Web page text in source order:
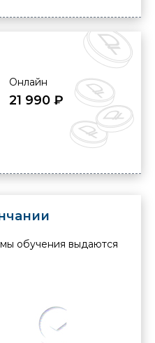
Онлайн
21 990 ₽
обучения выдаются